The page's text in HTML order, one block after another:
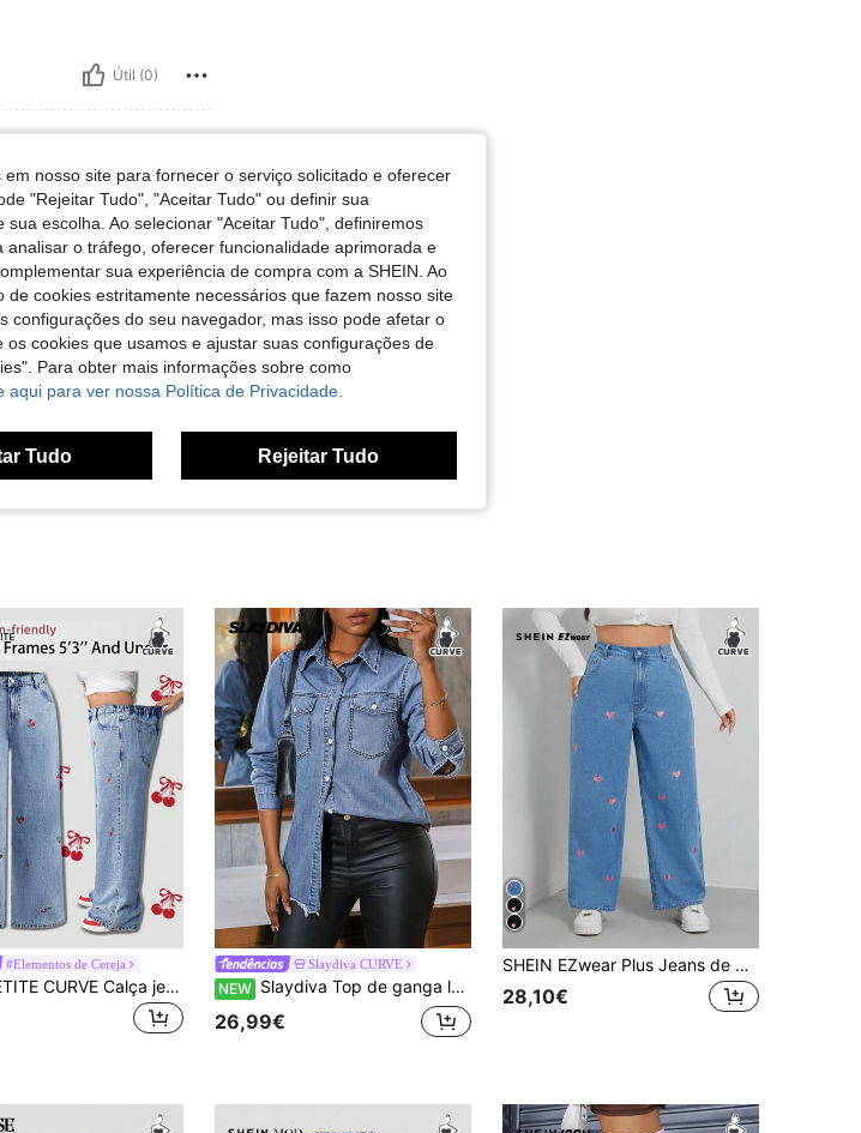
Útil (0)
2XL
2xl
Útil (0)
#Elementos de Cereja
SHEIN PETITE CURVE Calça jeans feminina plus size azul com bordado de cerejas, modelagem solta, ideal para o verão, 4 de julho, trabalho, aeroporto, férias e balada. Calça jeans de cintura alta, estilo vintage, fofa, streetwear Y2K, grunge, rave e festivais. Calça jeans de pernas largas com estampas, perfeita para o verão e o Dia dos Namorados.
Slaydiva CURVE
NEW Slaydiva Top de ganga lavado novo, corte largo, tamanho grande
26,99€
SHEIN EZwear Plus Jeans de perna larga com bordado de coração, jeans largos, jeans de perna larga para meninas, jeans de perna larga para mulheres, calças jeans de perna larga
28,10€
nosso site para fornecer o serviço solicitado e oferecer
"Rejeitar Tudo", "Aceitar Tudo" ou definir sua
escolha. Ao selecionar "Aceitar Tudo", definiremos
o tráfego, oferecer funcionalidade aprimorada e
sua experiência de compra com a SHEIN. Ao
cookies estritamente necessários que fazem nosso site
configurações do seu navegador, mas isso pode afetar o
cookies que usamos e ajustar suas configurações de
Para obter mais informações sobre como
aqui para ver nossa Política de Privacidade.
Tudo Rejeitar Tudo